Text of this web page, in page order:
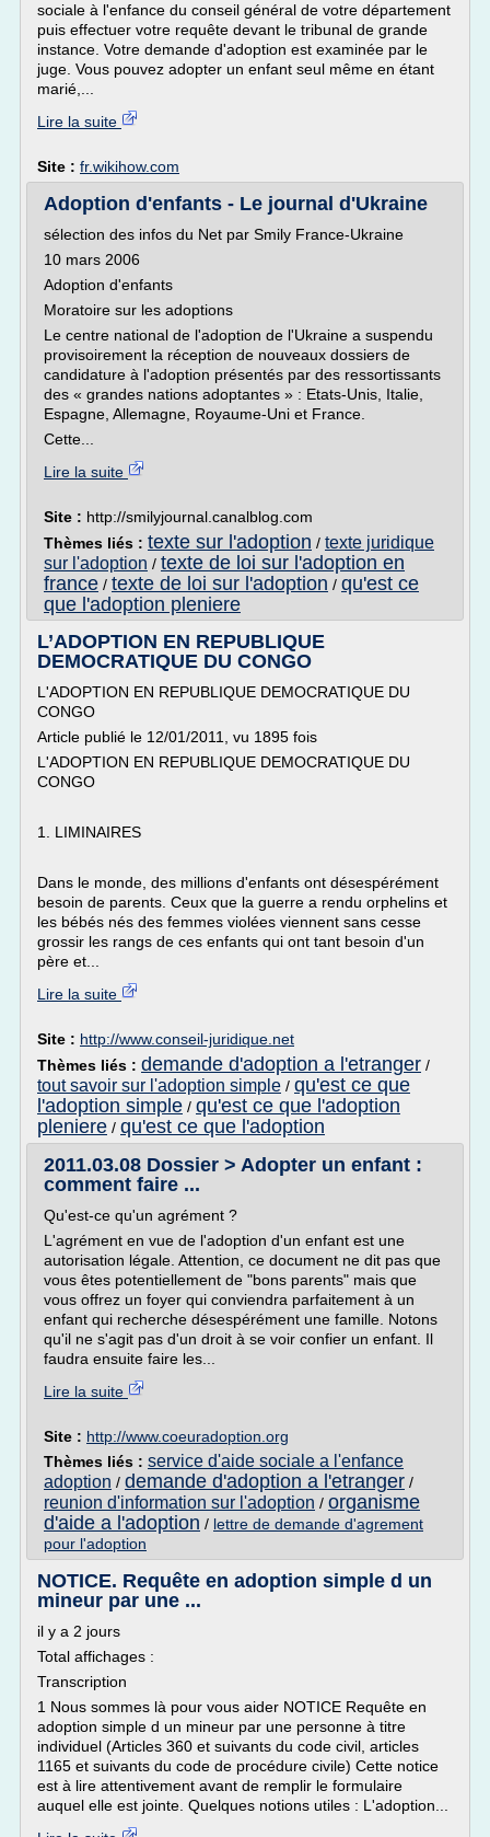
sociale à l'enfance du conseil général de votre département
puis effectuer votre requête devant le tribunal de grande
instance. Votre demande d'adoption est examinée par le
juge. Vous pouvez adopter un enfant seul même en étant
marié,...
Lire la suite
Site : fr.wikihow.com
Adoption d'enfants - Le journal d'Ukraine
sélection des infos du Net par Smily France-Ukraine
10 mars 2006
Adoption d'enfants
Moratoire sur les adoptions
Le centre national de l'adoption de l'Ukraine a suspendu
provisoirement la réception de nouveaux dossiers de
candidature à l'adoption présentés par des ressortissants
des « grandes nations adoptantes » : Etats-Unis, Italie,
Espagne, Allemagne, Royaume-Uni et France.
Cette...
Lire la suite
Site : http://smilyjournal.canalblog.com
Thèmes liés : texte sur l'adoption / texte juridique
sur l'adoption / texte de loi sur l'adoption en
france / texte de loi sur l'adoption / qu'est ce
que l'adoption pleniere
L’ADOPTION EN REPUBLIQUE
DEMOCRATIQUE DU CONGO
L'ADOPTION EN REPUBLIQUE DEMOCRATIQUE DU
CONGO
Article publié le 12/01/2011, vu 1895 fois
L'ADOPTION EN REPUBLIQUE DEMOCRATIQUE DU
CONGO
1. LIMINAIRES
Dans le monde, des millions d'enfants ont désespérément
besoin de parents. Ceux que la guerre a rendu orphelins et
les bébés nés des femmes violées viennent sans cesse
grossir les rangs de ces enfants qui ont tant besoin d'un
père et...
Lire la suite
Site : http://www.conseil-juridique.net
Thèmes liés : demande d'adoption a l'etranger /
tout savoir sur l'adoption simple / qu'est ce que
l'adoption simple / qu'est ce que l'adoption
pleniere / qu'est ce que l'adoption
2011.03.08 Dossier > Adopter un enfant :
comment faire ...
Qu'est-ce qu'un agrément ?
L'agrément en vue de l'adoption d'un enfant est une
autorisation légale. Attention, ce document ne dit pas que
vous êtes potentiellement de "bons parents" mais que
vous offrez un foyer qui conviendra parfaitement à un
enfant qui recherche désespérément une famille. Notons
qu'il ne s'agit pas d'un droit à se voir confier un enfant. Il
faudra ensuite faire les...
Lire la suite
Site : http://www.coeuradoption.org
Thèmes liés : service d'aide sociale a l'enfance
adoption / demande d'adoption a l'etranger /
reunion d'information sur l'adoption / organisme
d'aide a l'adoption / lettre de demande d'agrement
pour l'adoption
NOTICE. Requête en adoption simple d un
mineur par une ...
il y a 2 jours
Total affichages :
Transcription
1 Nous sommes là pour vous aider NOTICE Requête en
adoption simple d un mineur par une personne à titre
individuel (Articles 360 et suivants du code civil, articles
1165 et suivants du code de procédure civile) Cette notice
est à lire attentivement avant de remplir le formulaire
auquel elle est jointe. Quelques notions utiles : L'adoption...